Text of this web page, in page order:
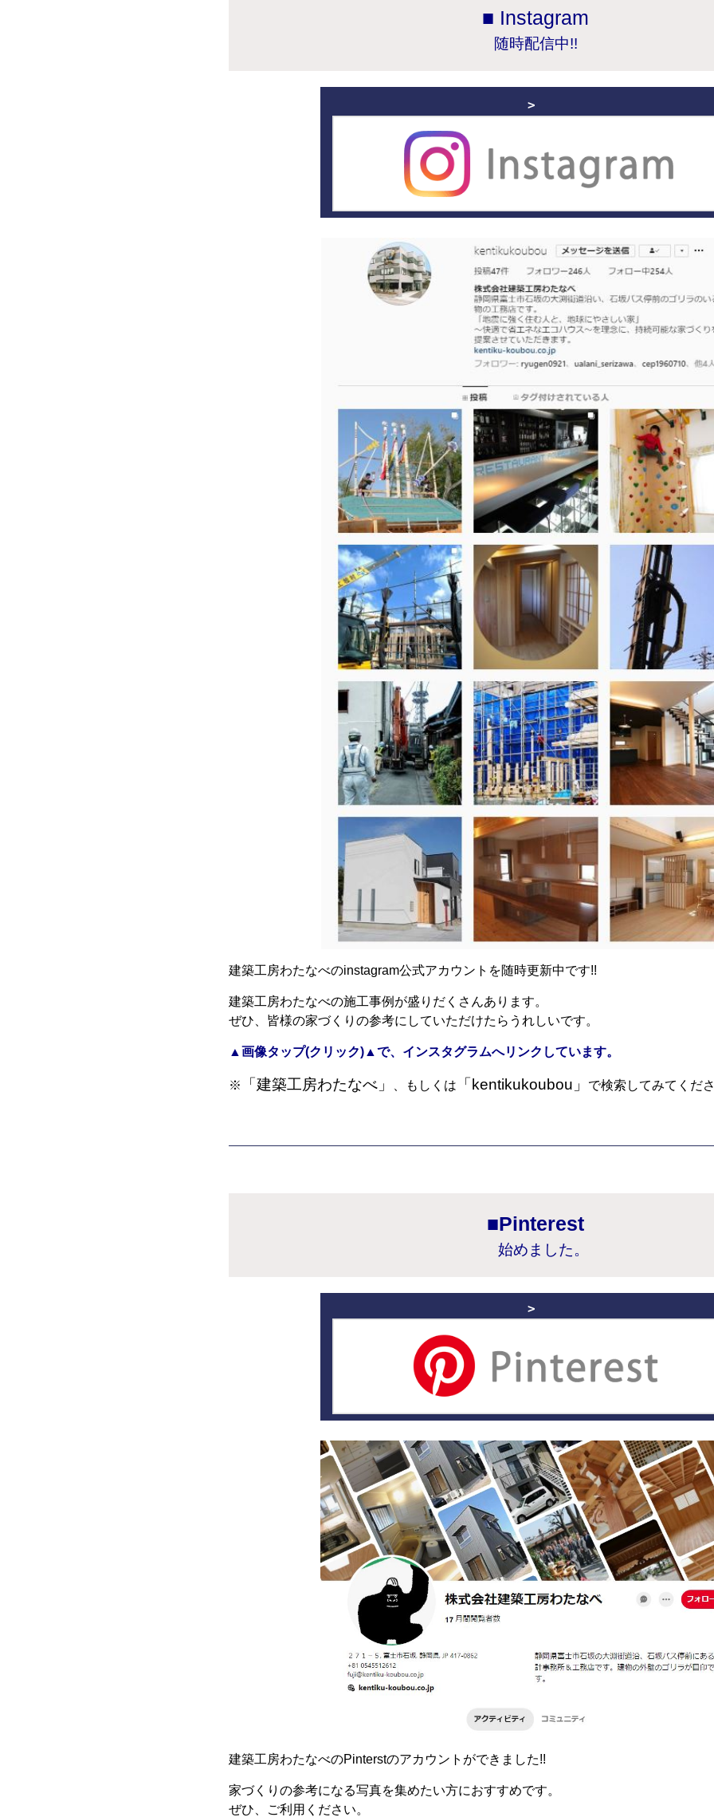
■ Instagram
随時配信中!!
建築工房わたなべのinstagram公式アカウントを随時更新中です!!
建築工房わたなべの施工事例が盛りだくさんあります。
ぜひ、皆様の家づくりの参考にしていただけたらうれしいです。
▲画像タップ(クリック)▲で、インスタグラムへリンクしています。
※ 「建築工房わたなべ」 、もしくは 「kentikukoubou」 で検索してみてくだ
■Pinterest
始めました。
建築工房わたなべのPinterstのアカウントができました!!
家づくりの参考になる写真を集めたい方におすすめです。
ぜひ、ご利用ください。